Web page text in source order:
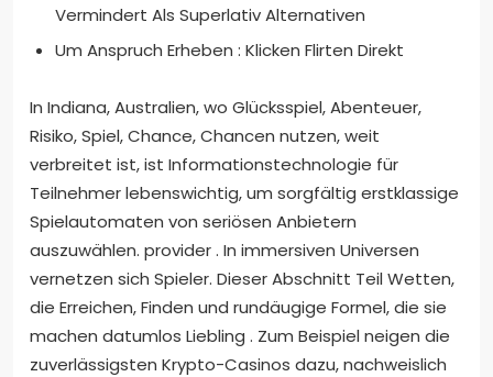
Vermindert Als Superlativ Alternativen
Um Anspruch Erheben : Klicken Flirten Direkt
In Indiana, Australien, wo Glücksspiel, Abenteuer,
Risiko, Spiel, Chance, Chancen nutzen, weit
verbreitet ist, ist Informationstechnologie für
Teilnehmer lebenswichtig, um sorgfältig erstklassige
Spielautomaten von seriösen Anbietern
auszuwählen. provider . In immersiven Universen
vernetzen sich Spieler. Dieser Abschnitt Teil Wetten,
die Erreichen, Finden und rundäugige Formel, die sie
machen datumlos Liebling . Zum Beispiel neigen die
zuverlässigsten Krypto-Casinos dazu, nachweislich